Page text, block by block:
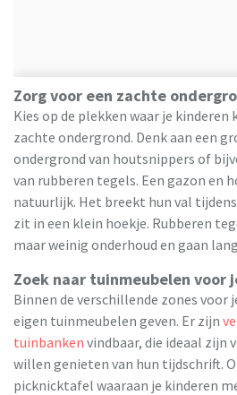
Zorg voor een zachte
Kies op de plekken waar je kinderen
zachte ondergrond. Denk aan een
ondergrond van houtsnippers of
van rubberen tegels. Een gazon en
natuurlijk. Het breekt hun val
zit in een klein hoekje. Rubberen
maar weinig onderhoud en gaan
Zoek naar tuinmeubelen voor
Binnen de verschillende zones voor
eigen tuinmeubelen geven. Er zijn
tuinbanken vindbaar, die ideaal zijn
willen genieten van hun tijdschrift.
picknicktafel waaraan je kinderen